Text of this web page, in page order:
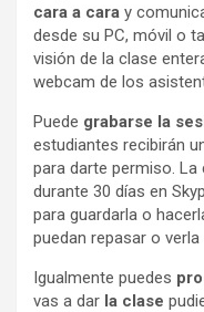
cara a cara y
desde su PC, móvil o
visión de la clase
webcam de los
Puede grabarse la
estudiantes recibirán
para darte permiso. La
durante 30 días en
para guardarla o
puedan repasar o
Igualmente puedes
vas a dar la clase